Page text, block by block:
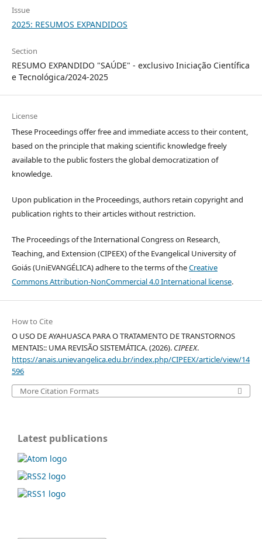
Issue
2025: RESUMOS EXPANDIDOS
Section
RESUMO EXPANDIDO "SAÚDE" - exclusivo Iniciação Científica
e Tecnológica/2024-2025
License
These Proceedings offer free and immediate access to their content,
based on the principle that making scientific knowledge freely
available to the public fosters the global democratization of
knowledge.
Upon publication in the Proceedings, authors retain copyright and
publication rights to their articles without restriction.
The Proceedings of the International Congress on Research,
Teaching, and Extension (CIPEEX) of the Evangelical University of
Goiás (UniEVANGÉLICA) adhere to the terms of theCreative
Commons Attribution-NonCommercial 4.0 International license.
How to Cite
O USO DE AYAHUASCA PARA O TRATAMENTO DE TRANSTORNOS
MENTAIS:: UMA REVISÃO SISTEMÁTICA. (2026). CIPEEX.
https://anais.unievangelica.edu.br/index.php/CIPEEX/article/view/14
596
More Citation Formats
Latest publications